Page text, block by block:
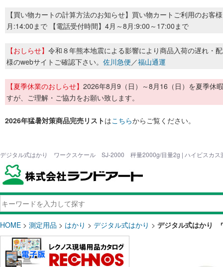
【買い物カートの計算方法のお知らせ】買い物カートご利用のお客
月:14:00まで 【電話受付時間】4月～8月:9:00～17:00まで
【おしらせ】 令和８年熊本地震による影響により商品入荷の遅れ・
様のwebサイトご確認下さい。 佐川急便／福山通運
【夏季休業のおしらせ】 2026年8月9（日）～8月16（日）を夏季休
すが、ご理解・ご協力をお願い致します。
2026年猛暑対策商品完売リストはこちらからご覧ください。
デジタル式はかり ワークスケール SJ-2000 秤量2000g/目量2g | ハイビスカス
HOME > 測定用品 > はかり > デジタル式はかり > デジタル式はかり